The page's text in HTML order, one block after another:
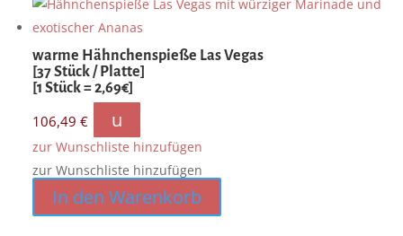
warme Hähnchenspieße Las Vegas
[37 Stück / Platte]
[1 Stück = 2,69€]
106,49€ u
zur Wunschliste hinzufügen
zur Wunschliste hinzufügen
In den Warenkorb